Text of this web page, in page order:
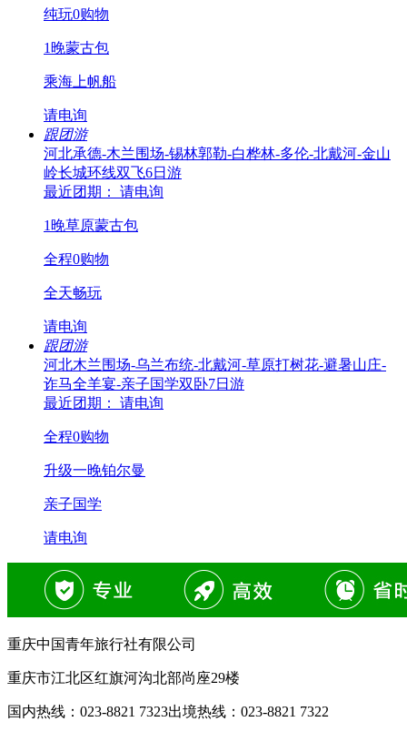
纯玩0购物
1晚蒙古包
乘海上帆船
请电询
跟团游
河北承德-木兰围场-锡林郭勒-白桦林-多伦-北戴河-金山
岭长城环线双飞6日游
最近团期： 请电询
1晚草原蒙古包
全程0购物
全天畅玩
请电询
跟团游
河北木兰围场-乌兰布统-北戴河-草原打树花-避暑山庄-
诈马全羊宴-亲子国学双卧7日游
最近团期： 请电询
全程0购物
升级一晚铂尔曼
亲子国学
请电询
重庆中国青年旅行社有限公司
重庆市江北区红旗河沟北部尚座29楼
国内热线： 023-8821 7323出境热线： 023-8821 7322